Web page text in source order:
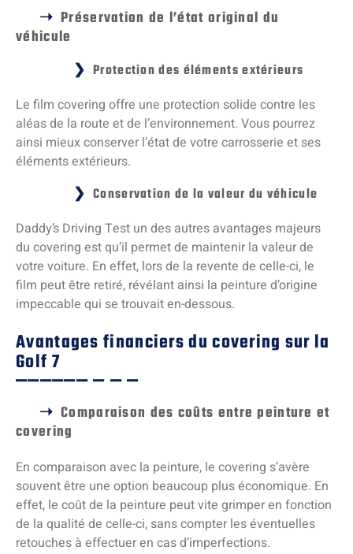
Préservation de l’état original du
véhicule
Protection des éléments extérieurs
Le film covering offre une protection solide contre les
aléas de la route et de l’environnement. Vous pourrez
ainsi mieux conserver l’état de votre carrosserie et ses
éléments extérieurs.
Conservation de la valeur du véhicule
Daddy’s Driving Test un des autres avantages majeurs
du covering est qu’il permet de maintenir la valeur de
votre voiture. En effet, lors de la revente de celle-ci, le
film peut être retiré, révélant ainsi la peinture d’origine
impeccable qui se trouvait en-dessous.
Avantages financiers du covering sur la
Golf 7
Comparaison des coûts entre peinture et
covering
En comparaison avec la peinture, le covering s’avère
souvent être une option beaucoup plus économique. En
effet, le coût de la peinture peut vite grimper en fonction
de la qualité de celle-ci, sans compter les éventuelles
retouches à effectuer en cas d’imperfections.